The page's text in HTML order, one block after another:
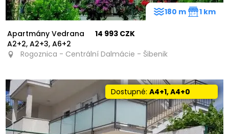
Apartmány Vedrana
A2+2, A2+3, A6+2
14 993 CZK
Rogoznica - Centrální Dalmácie - Šibenik
180 m 1 km
Dostupné:A4+1, A4+0